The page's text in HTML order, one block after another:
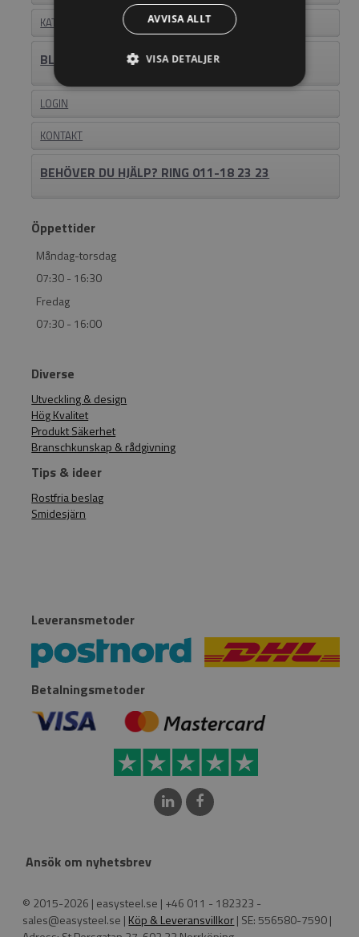
KATALOGER
BLI ÅTERFÖRSÄLJARE
LOGIN
KONTAKT
BEHÖVER DU HJÄLP? RING 011-18 23 23
Öppettider
Måndag-torsdag
07:30 - 16:30
Fredag
07:30 - 16:00
Diverse
Utveckling & design
Hög Kvalitet
Produkt Säkerhet
Branschkunskap & rådgivning
Tips & ideer
Rostfria beslag
Smidesjärn
Leveransmetoder
Betalningsmetoder
Ansök om nyhetsbrev
© 2015-2026 | easysteel.se | +46 011 - 182323 -
sales@easysteel.se | Köp & Leveransvillkor| SE: 556580-7590 |
AVVISA ALLT
VISA DETALJER